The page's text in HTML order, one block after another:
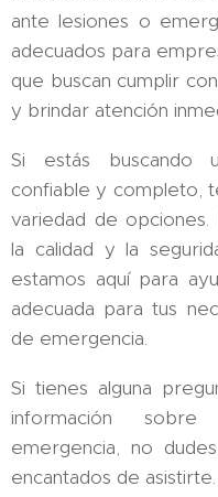
ante lesiones o
adecuados para
que buscan cumplir
y brindar atención
Si estás buscando
confiable y completo,
variedad de
la calidad y la
estamos aquí para
adecuada para tus
de emergencia.
Si tienes alguna
información
emergencia, no
encantados de asistirte.